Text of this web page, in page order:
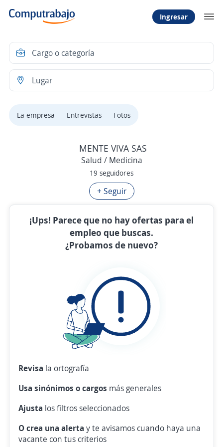
Ingresar
La empresa Entrevistas Fotos
MENTE VIVA SAS
Salud / Medicina
19 seguidores
+ Seguir
¡Ups! Parece que no hay ofertas para el
empleo que buscas.
¿Probamos de nuevo?
Revisa la ortografía
Usa sinónimos o cargos más generales
Ajusta los filtros seleccionados
O crea una alerta y te avisamos cuando haya una
vacante con tus criterios